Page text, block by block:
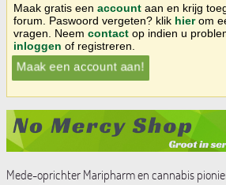
Maak gratis een account aan en krijg
forum. Paswoord vergeten? klik hierom
vragen. Neem contact op indien u
inloggen of registreren.
Maak een account aan!
Mede-oprichter Maripharm en cannabis